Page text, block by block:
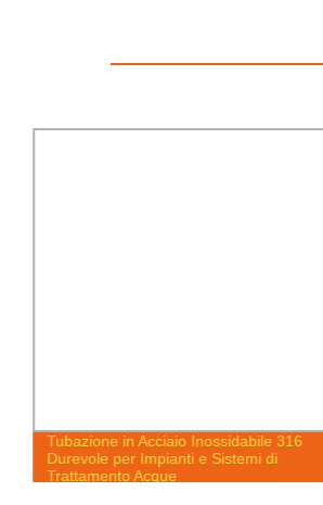
Tubazione in Acciaio Inossidabile 316
Durevole per Impianti e Sistemi di
Trattamento Acque